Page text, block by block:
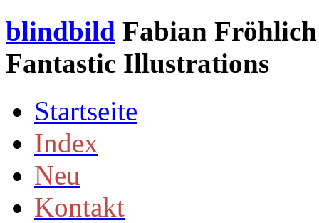
blindbild Fabian
Fantastic Illustrations
Startseite
Index
Neu
Kontakt